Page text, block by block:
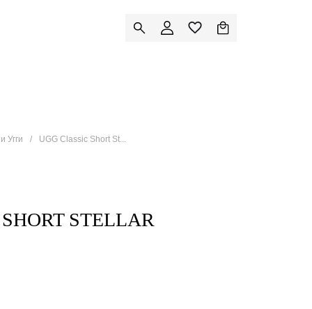
Угги UGG Classic Short St...
STELLAR